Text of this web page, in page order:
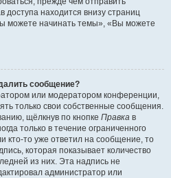
находится внизу страниц
можете начинать темы», «Вы можете
сообщение?
или модератором конференции,
только свои собственные сообщения.
щёлкнув по кнопке Правка в
только в течение ограниченного
кто-то уже ответил на сообщение, то
которая показывает количество
из них. Эта надпись не
администратор или